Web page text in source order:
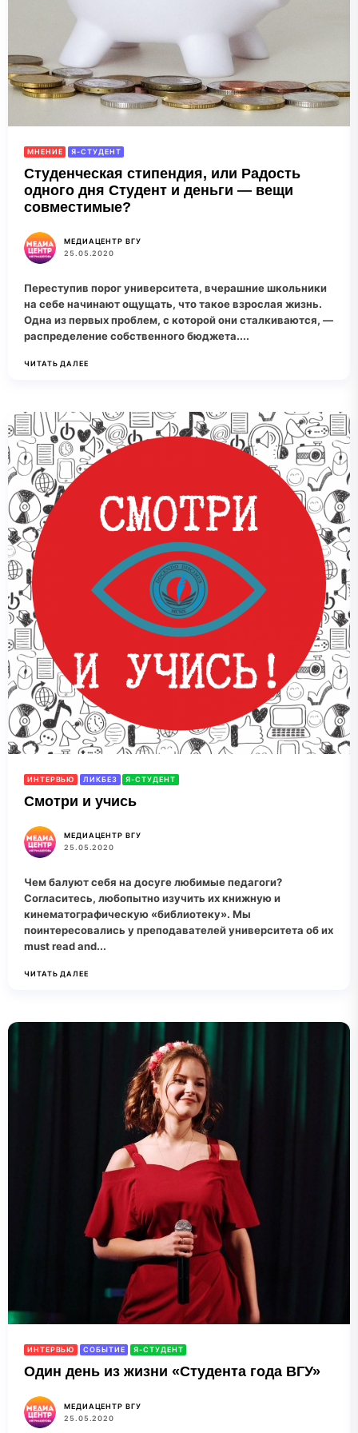
МНЕНИЕ Я-СТУДЕНТ
Студенческая стипендия, или Радость
одного дня Студент и деньги — вещи
совместимые?
МЕДИАЦЕНТР ВГУ
25.05.2020
Переступив порог университета, вчерашние школьники
на себе начинают ощущать, что такое взрослая жизнь.
Одна из первых проблем, с которой они сталкиваются, —
распределение собственного бюджета....
ЧИТАТЬ ДАЛЕЕ
ИНТЕРВЬЮ ЛИКБЕЗ Я-СТУДЕНТ
Смотри и учись
МЕДИАЦЕНТР ВГУ
25.05.2020
Чем балуют себя на досуге любимые педагоги?
Согласитесь, любопытно изучить их книжную и
кинематографическую «библиотеку». Мы
поинтересовались у преподавателей университета об их
must read and...
ЧИТАТЬ ДАЛЕЕ
ИНТЕРВЬЮ СОБЫТИЕ Я-СТУДЕНТ
Один день из жизни «Студента года ВГУ»
МЕДИАЦЕНТР ВГУ
25.05.2020